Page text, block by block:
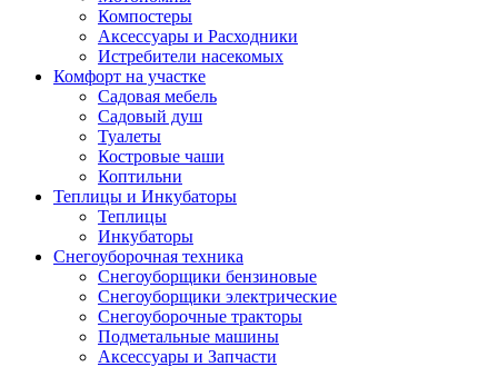
Компостеры
Аксессуары и Расходники
Истребители насекомых
Комфорт на участке
Садовая мебель
Садовый душ
Туалеты
Костровые чаши
Коптильни
Теплицы и Инкубаторы
Теплицы
Инкубаторы
Снегоуборочная техника
Снегоуборщики бензиновые
Снегоуборщики электрические
Снегоуборочные тракторы
Подметальные машины
Аксессуары и Запчасти